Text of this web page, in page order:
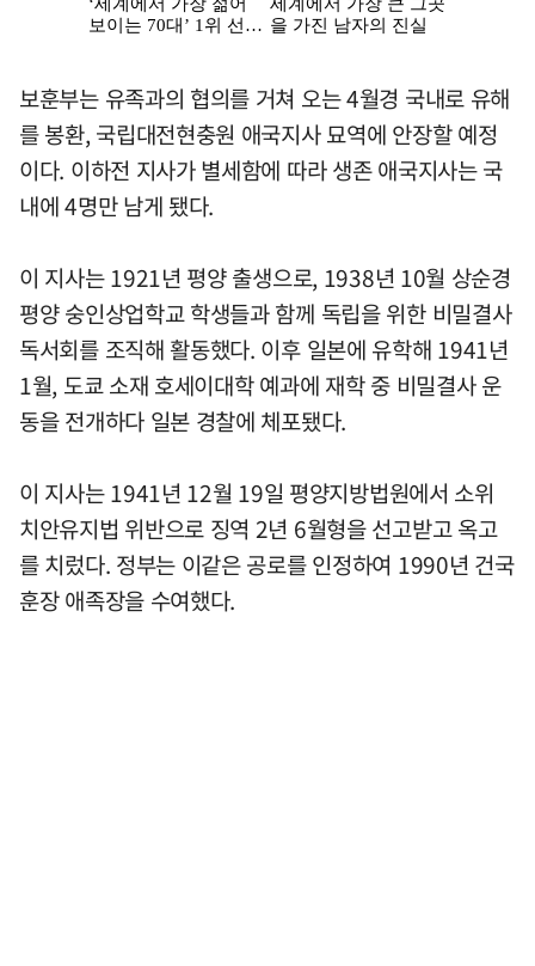
보훈부는 유족과의 협의를 거쳐 오는 4월경 국내로 유해
를 봉환, 국립대전현충원 애국지사 묘역에 안장할 예정
이다. 이하전 지사가 별세함에 따라 생존 애국지사는 국
내에 4명만 남게 됐다.
이 지사는 1921년 평양 출생으로, 1938년 10월 상순경
평양 숭인상업학교 학생들과 함께 독립을 위한 비밀결사
독서회를 조직해 활동했다. 이후 일본에 유학해 1941년
1월, 도쿄 소재 호세이대학 예과에 재학 중 비밀결사 운
동을 전개하다 일본 경찰에 체포됐다.
이 지사는 1941년 12월 19일 평양지방법원에서 소위
치안유지법 위반으로 징역 2년 6월형을 선고받고 옥고
를 치렀다. 정부는 이같은 공로를 인정하여 1990년 건국
훈장 애족장을 수여했다.